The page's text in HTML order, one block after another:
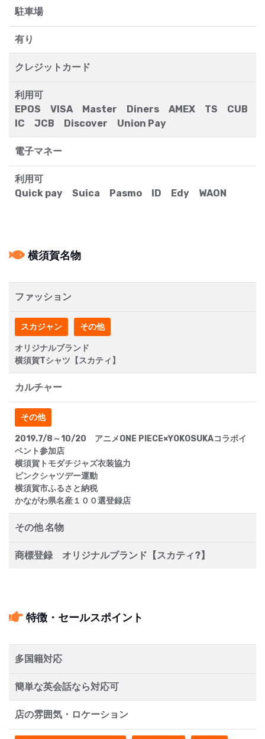
駐車場
有り
クレジットカード
利用可
EPOS VISA Master Diners AMEX TS CUB
IC JCB Discover Union Pay
電子マネー
利用可
Quick pay Suica Pasmo ID Edy WAON
横須賀名物
ファッション
スカジャン その他
オリジナルブランド
横須賀Tシャツ【スカティ】
カルチャー
その他
2019.7/8～10/20 アニメONE PIECE×YOKOSUKAコラボイ
ベント参加店
横須賀トモダチジャズ衣装協力
ピンクシャツデー運動
横須賀市ふるさと納税
かながわ県名産１００選登録店
その他 名物
商標登録 オリジナルブランド【スカティ?】
特徴・セールスポイント
多国籍対応
簡単な英会話なら対応可
店の雰囲気・ロケーション